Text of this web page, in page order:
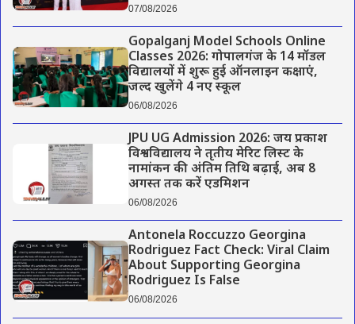
07/08/2026
Gopalganj Model Schools Online
Classes 2026: गोपालगंज के 14 मॉडल
विद्यालयों में शुरू हुई ऑनलाइन कक्षाएं,
जल्द खुलेंगे 4 नए स्कूल
06/08/2026
JPU UG Admission 2026: जय प्रकाश
विश्वविद्यालय ने तृतीय मेरिट लिस्ट के
नामांकन की अंतिम तिथि बढ़ाई, अब 8
अगस्त तक करें एडमिशन
06/08/2026
Antonela Roccuzzo Georgina
Rodriguez Fact Check: Viral Claim
About Supporting Georgina
Rodriguez Is False
06/08/2026